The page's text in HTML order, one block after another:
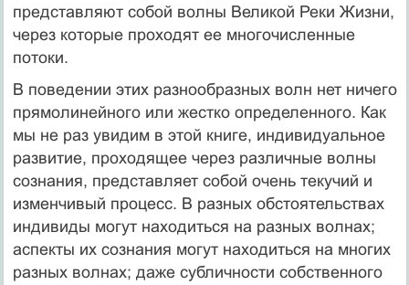
представляют собой волны Великой Реки Жизни,
через которые проходят ее многочисленные
потоки.
В поведении этих разнообразных волн нет ничего
прямолинейного или жестко определенного. Как
мы не раз увидим в этой книге, индивидуальное
развитие, проходящее через различные волны
сознания, представляет собой очень текучий и
изменчивый процесс. В разных обстоятельствах
индивиды могут находиться на разных волнах;
аспекты их сознания могут находиться на многих
разных волнах; даже субличности собственного